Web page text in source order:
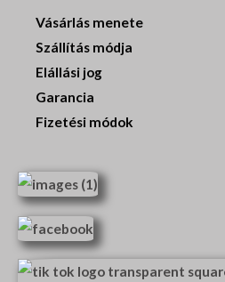
Vásárlás menete
Szállítás módja
Elállási jog
Garancia
Fizetési módok